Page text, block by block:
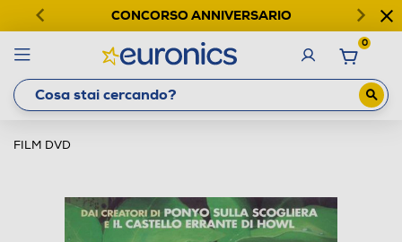
CONCORSO ANNIVERSARIO
0
FILM DVD